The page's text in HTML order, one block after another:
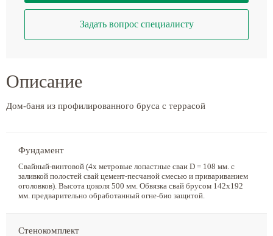
Задать вопрос специалисту
Описание
Дом-баня из профилированного бруса с террасой
Фундамент
Свайный-винтовой (4х метровые лопастные сваи D = 108 мм. с
заливкой полостей свай цемент-песчаной смесью и привариванием
оголовков). Высота цоколя 500 мм. Обвязка свай брусом 142х192
мм. предварительно обработанный огне-био защитой.
Стенокомплект